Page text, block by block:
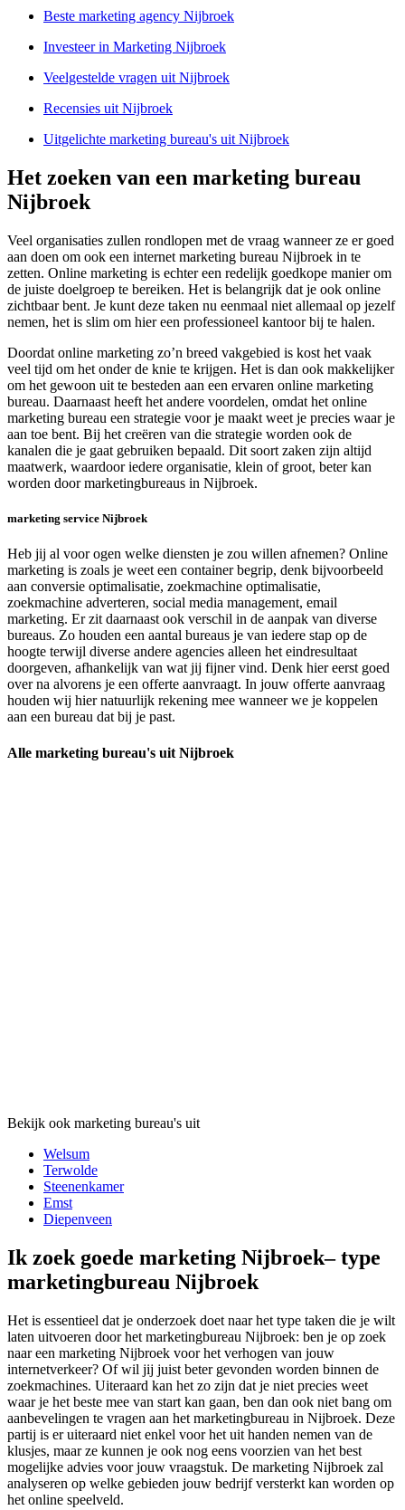
Beste marketing agency Nijbroek
Investeer in Marketing Nijbroek
Veelgestelde vragen uit Nijbroek
Recensies uit Nijbroek
Uitgelichte marketing bureau's uit Nijbroek
Het zoeken van een marketing bureau
Nijbroek
Veel organisaties zullen rondlopen met de vraag wanneer ze er goed
aan doen om ook een internet marketing bureau Nijbroek in te
zetten. Online marketing is echter een redelijk goedkope manier om
de juiste doelgroep te bereiken. Het is belangrijk dat je ook online
zichtbaar bent. Je kunt deze taken nu eenmaal niet allemaal op jezelf
nemen, het is slim om hier een professioneel kantoor bij te halen.
Doordat online marketing zo’n breed vakgebied is kost het vaak
veel tijd om het onder de knie te krijgen. Het is dan ook makkelijker
om het gewoon uit te besteden aan een ervaren online marketing
bureau. Daarnaast heeft het andere voordelen, omdat het online
marketing bureau een strategie voor je maakt weet je precies waar je
aan toe bent. Bij het creëren van die strategie worden ook de
kanalen die je gaat gebruiken bepaald. Dit soort zaken zijn altijd
maatwerk, waardoor iedere organisatie, klein of groot, beter kan
worden door marketingbureaus in Nijbroek.
marketing service Nijbroek
Heb jij al voor ogen welke diensten je zou willen afnemen? Online
marketing is zoals je weet een container begrip, denk bijvoorbeeld
aan conversie optimalisatie, zoekmachine optimalisatie,
zoekmachine adverteren, social media management, email
marketing. Er zit daarnaast ook verschil in de aanpak van diverse
bureaus. Zo houden een aantal bureaus je van iedere stap op de
hoogte terwijl diverse andere agencies alleen het eindresultaat
doorgeven, afhankelijk van wat jij fijner vind. Denk hier eerst goed
over na alvorens je een offerte aanvraagt. In jouw offerte aanvraag
houden wij hier natuurlijk rekening mee wanneer we je koppelen
aan een bureau dat bij je past.
Alle marketing bureau's uit Nijbroek
Bekijk ook marketing bureau's uit
Welsum
Terwolde
Steenenkamer
Emst
Diepenveen
Ik zoek goede marketing Nijbroek– type
marketingbureau Nijbroek
Het is essentieel dat je onderzoek doet naar het type taken die je wilt
laten uitvoeren door het marketingbureau Nijbroek: ben je op zoek
naar een marketing Nijbroek voor het verhogen van jouw
internetverkeer? Of wil jij juist beter gevonden worden binnen de
zoekmachines. Uiteraard kan het zo zijn dat je niet precies weet
waar je het beste mee van start kan gaan, ben dan ook niet bang om
aanbevelingen te vragen aan het marketingbureau in Nijbroek. Deze
partij is er uiteraard niet enkel voor het uit handen nemen van de
klusjes, maar ze kunnen je ook nog eens voorzien van het best
mogelijke advies voor jouw vraagstuk. De marketing Nijbroek zal
analyseren op welke gebieden jouw bedrijf versterkt kan worden op
het online speelveld.